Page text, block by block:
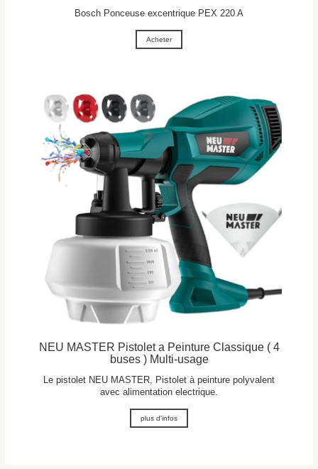
Bosch Ponceuse excentrique PEX 220 A
Acheter
NEU MASTER Pistolet a Peinture Classique ( 4
buses ) Multi-usage
Le pistolet NEU MASTER, Pistolet à peinture polyvalent
avec alimentation electrique.
plus d'infos